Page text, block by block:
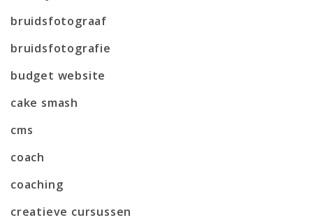
bruidsfotograaf
bruidsfotografie
budget website
cake smash
cms
coach
coaching
creatieve cursussen